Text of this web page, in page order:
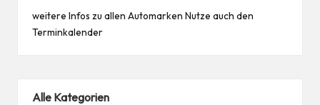
weitere Infos zu allen Automarken Nutze auch den
Terminkalender
Alle Kategorien